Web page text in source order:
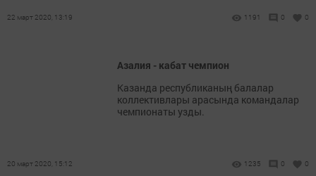
22 март 2020, 13:19 1191 0 0
Азалия - кабат чемпион
Казанда республиканың балалар
коллективлары арасында командалар
чемпионаты узды.
20 март 2020, 15:12 1235 0 0